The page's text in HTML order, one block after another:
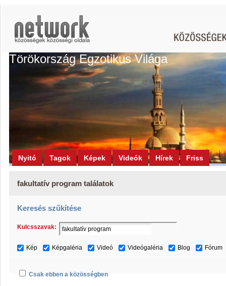
Törökország Egzotikus Világa
Nyitó Tagok Képek Videók Hírek Friss
fakultatív program találatok
Keresés szűkítése
Kulcsszavak:
Kép Képgaléria Videó Videógaléria Blog Fórum
Csak ebben a közösségben